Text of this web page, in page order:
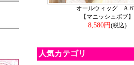
オールウィッグ A-
【マニッシュボブ】
8,580円(税込)
人気カテゴリ